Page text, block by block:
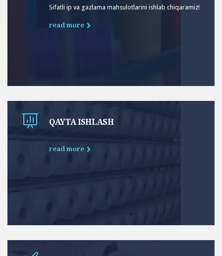
Sifatli ip va gazlama mahsulotlarini ishlab chiqaramiz!
read more
QAYTA ISHLASH
read more